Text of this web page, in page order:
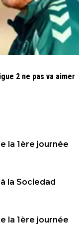
2 ne pas va aimer
la 1ère journée
la Sociedad
la 1ère journée